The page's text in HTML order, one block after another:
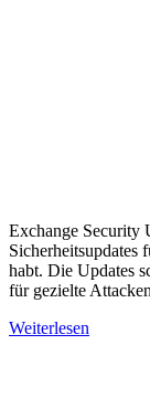
Exchange Security
habt. Die Updates
für gezielte
Weiterlesen